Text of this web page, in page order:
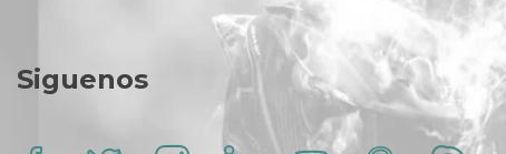
Las
opciones
pueden
Siguenos